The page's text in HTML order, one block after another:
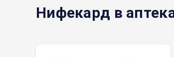
Нифекард в